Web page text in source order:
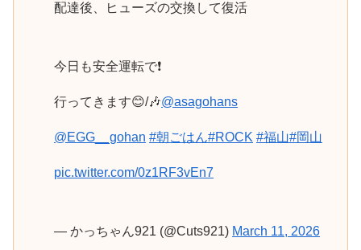
配達後、ヒューズの交換して復活
今日も安全運転で❗️
行ってきます😊/🎶@asagohans
@EGG__gohan #朝ごはん#ROCK #福山#岡山
pic.twitter.com/0z1RF3vEn7
— かっちゃん921 (@Cuts921) March 11, 2026